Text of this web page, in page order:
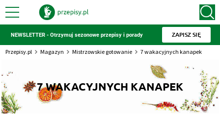
NEWSLETTER - Otrzymuj sezonowe przepisy i porady ZAPISZ SIĘ
Przepisy.pl Magazyn Mistrzowskie gotowanie 7 wakacyjnych kanapek
7 WAKACYJNYCH KANAPEK